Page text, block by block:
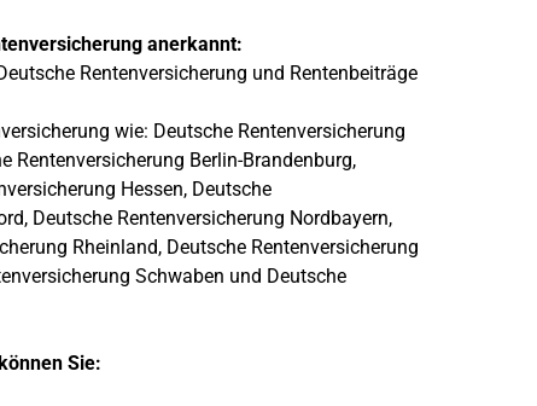
anerkannt:
Rentenversicherung und Rentenbeiträge
wie: Deutsche Rentenversicherung
Rentenversicherung Berlin-Brandenburg,
Hessen, Deutsche
Deutsche Rentenversicherung Nordbayern,
Rheinland, Deutsche Rentenversicherung
Schwaben und Deutsche
Sie: